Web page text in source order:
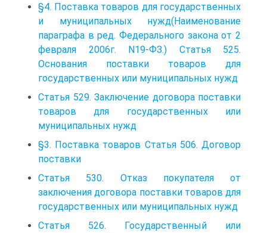
§4. Поставка товаров для государственных
и муниципальных нужд(Наименование
параграфа в ред. Федерального закона от 2
февраля 2006г. N19-ФЗ.) Статья 525.
Основания поставки товаров для
государственных или муниципальных нужд
Статья 529. Заключение договора поставки
товаров для государственных или
муниципальных нужд
§3. Поставка товаров Статья 506. Договор
поставки
Статья 530. Отказ покупателя от
заключения договора поставки товаров для
государственных или муниципальных нужд
Статья 526. Государственный или